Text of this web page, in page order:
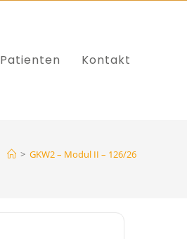
Patienten Kontakt
> GKW2 – Modul II – 126/26